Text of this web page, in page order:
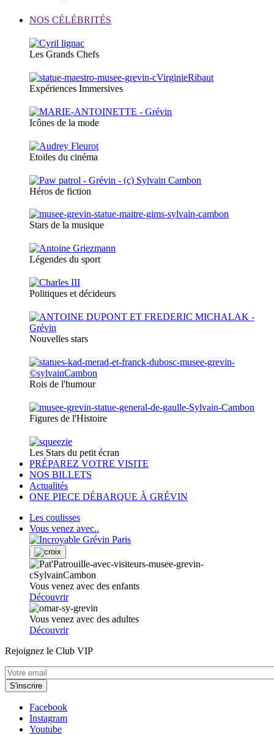
NOS CÉLÉBRITÉS
Les Grands Chefs
Expériences Immersives
Icônes de la mode
Etoiles du cinéma
Héros de fiction
Stars de la musique
Légendes du sport
Politiques et décideurs
Nouvelles stars
Rois de l'humour
Figures de l'Histoire
Les Stars du petit écran
PRÉPAREZ VOTRE VISITE
NOS BILLETS
Actualités
ONE PIECE DÉBARQUE À GRÉVIN
Les coulisses
Vous venez avec..
Vous venez avec des enfants
Découvrir
Vous venez avec des adultes
Découvrir
Rejoignez le Club VIP
Facebook
Instagram
Youtube